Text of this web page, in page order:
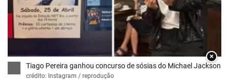
×
Tiago Pereira ganhou concurso de sósias do Michael Jackson
crédito: Instagram / reprodução